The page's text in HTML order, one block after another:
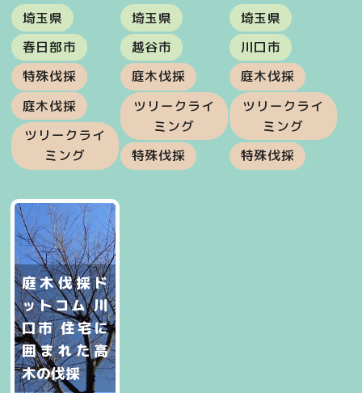
埼玉県
春日部市
特殊伐採
庭木伐採
ツリークライ
ミング
埼玉県
越谷市
庭木伐採
ツリークライ
ミング
特殊伐採
埼玉県
川口市
庭木伐採
ツリークライ
ミング
特殊伐採
庭木伐採ド
ットコム 川
口市 住宅に
囲まれた高
木の伐採